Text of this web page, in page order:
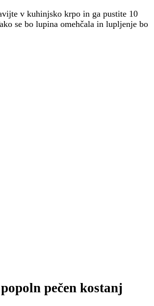
v kuhinjsko krpo in ga pustite 10
se bo lupina omehčala in lupljenje bo
pečen kostanj